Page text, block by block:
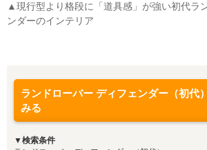
▲現行型より格段に「道具感」が強い初代ラ
ンダーのインテリア
ランドローバー ディフェンダー（初代
みる
▼検索条件